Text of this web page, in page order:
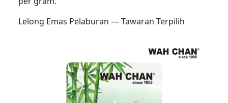
Lelong Emas Pelaburan — Tawaran Terpilih